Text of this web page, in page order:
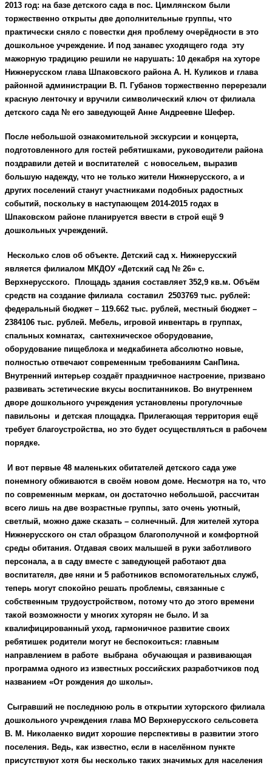
2013 год: на базе детского сада в пос. Цимлянском были
торжественно открыты две дополнительные группы, что
практически сняло с повестки дня проблему очерёдности в это
дошкольное учреждение. И под занавес уходящего года эту
мажорную традицию решили не нарушать: 10 декабря на хуторе
Нижнерусском глава Шпаковского района А. Н. Куликов и глава
районной администрации В. П. Губанов торжественно перерезали
красную ленточку и вручили символический ключ от филиала
детского сада № его заведующей Анне Андреевне Шефер.
После небольшой ознакомительной экскурсии и концерта,
подготовленного для гостей ребятишками, руководители района
поздравили детей и воспитателей с новосельем, выразив
большую надежду, что не только жители Нижнерусского, а и
других поселений станут участниками подобных радостных
событий, поскольку в наступающем 2014-2015 годах в
Шпаковском районе планируется ввести в строй ещё 9
дошкольных учреждений.
Несколько слов об объекте. Детский сад х. Нижнерусский
является филиалом МКДОУ «Детский сад № 26» с.
Верхнерусского. Площадь здания составляет 352,9 кв.м. Объём
средств на создание филиала составил 2503769 тыс. рублей:
федеральный бюджет – 119.662 тыс. рублей, местный бюджет –
2384106 тыс. рублей. Мебель, игровой инвентарь в группах,
спальных комнатах, сантехническое оборудование,
оборудование пищеблока и медкабинета абсолютно новые,
полностью отвечают современным требованиям СанПина.
Внутренний интерьер создаёт праздничное настроение, призвано
развивать эстетические вкусы воспитанников. Во внутреннем
дворе дошкольного учреждения установлены прогулочные
павильоны и детская площадка. Прилегающая территория ещё
требует благоустройства, но это будет осуществляться в рабочем
порядке.
И вот первые 48 маленьких обитателей детского сада уже
понемногу обживаются в своём новом доме. Несмотря на то, что
по современным меркам, он достаточно небольшой, рассчитан
всего лишь на две возрастные группы, зато очень уютный,
светлый, можно даже сказать – солнечный. Для жителей хутора
Нижнерусского он стал образцом благополучной и комфортной
среды обитания. Отдавая своих малышей в руки заботливого
персонала, а в саду вместе с заведующей работают два
воспитателя, две няни и 5 работников вспомогательных служб,
теперь могут спокойно решать проблемы, связанные с
собственным трудоустройством, потому что до этого времени
такой возможности у многих хуторян не было. И за
квалифицированный уход, гармоничное развитие своих
ребятишек родители могут не беспокоиться: главным
направлением в работе выбрана обучающая и развивающая
программа одного из известных российских разработчиков под
названием «От рождения до школы».
Сыгравший не последнюю роль в открытии хуторского филиала
дошкольного учреждения глава МО Верхнерусского сельсовета
В. М. Николаенко видит хорошие перспективы в развитии этого
поселения. Ведь, как известно, если в населённом пункте
присутствуют хотя бы несколько таких значимых для населения